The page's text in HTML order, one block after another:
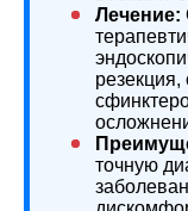
Лечение:
резекция,
точную